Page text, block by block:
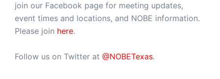
join our Facebook page for meeting updates,
event times and locations, and NOBE information.
Please join here.
Follow us on Twitter at @NOBETexas.